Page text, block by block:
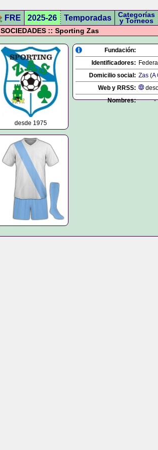
FRE 2025-26 Temporadas Categorías
y Torneos
SOCIEDADES :: Sporting Zas
desde 1975
Fundación:
Identificadores:
Domicilio social: Zas (A
Web y RRSS:
Nombres:
-